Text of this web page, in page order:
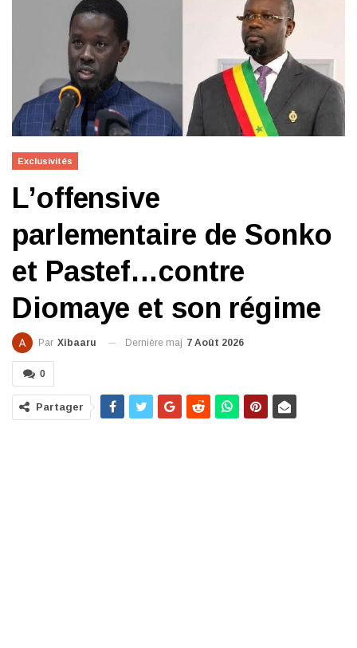
Exclusivités
L’offensive
parlementaire de Sonko
et Pastef…contre
Diomaye et son régime
Par Xibaaru Dernière maj 7 Août 2026
0
Partager